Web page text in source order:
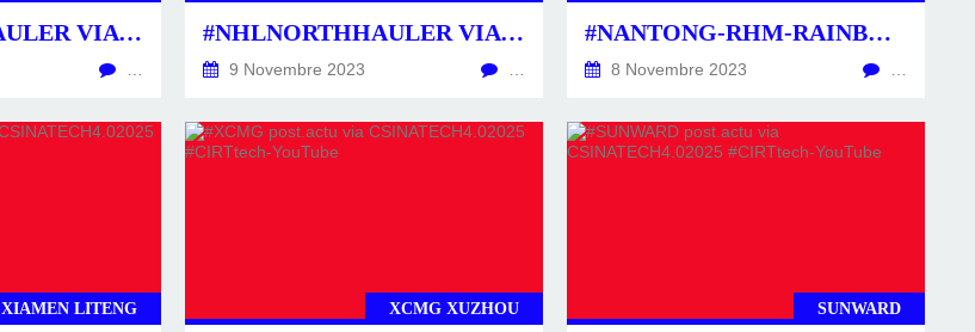
#NHLNORTHHAULER VIA CIRTHEM.COM: UN NOUVEAU TOMBEREAU DE 300TONS. #NHLNORTHHAULER VIA CIRTHEM.COM: PREMIÈRES LIVRAISONS DU 136TONS HYDROGÈNE-ÉLECTRIQUE.
9 Novembre 2023
#NANTONG-RHM-RAINBOW #CSINATECH4.02025 #CIRTTECH-YOUTUBE GRUE PORTUAIRE SUR PNEUS À EFFICACITÉ ÉNERGÉTIQUE.
8 Novembre 2023
XIAMEN LITENG XCMG XUZHOU SUNWARD